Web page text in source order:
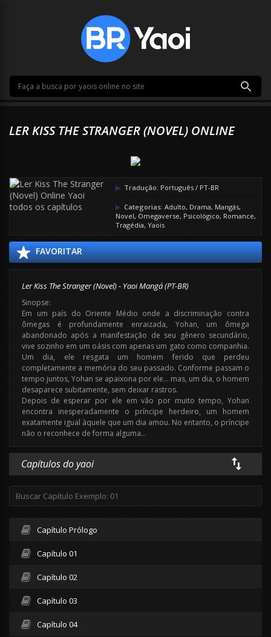
LER KISS THE STRANGER (NOVEL) ONLINE
Tradução: Português / PT-BR
Categorias: Adulto, Drama, Mangás,
Novel, Omegaverse, Psicológico, Romance,
Tragédia, Yaois
FAVORITAR
Ler Kiss The Stranger (Novel) - Yaoi Mangá (PT-BR)
Sinopse:
Em um país do Oriente Médio onde a discriminação contra
ômegas é profundamente enraizada, Yohan, um ômega
abandonado após a manifestação de seu gênero secundário,
vive sozinho em um oásis com apenas um gato como companhia.
Um dia, ele resgata um homem ferido que perdeu
completamente a memória do seu passado. Conforme passam o
tempo juntos, Yohan se apaixona por ele… mas, um dia, o homem
desaparece subitamente, sem deixar rastros.
Depois de esperar por ele em vão por muito tempo, Yohan
encontra inesperadamente o príncipe herdeiro, um homem
exatamente igual àquele que um dia amou. No entanto, o príncipe
não o reconhece de forma alguma…
Capítulos do yaoi
Capítulo Prólogo
Capítulo 01
Capítulo 02
Capítulo 03
Capítulo 04